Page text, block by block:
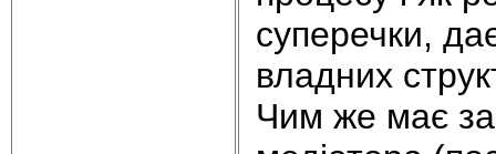
суперечки,
владних
Чим же має